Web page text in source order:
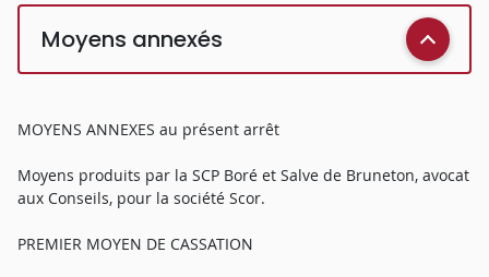
Moyens annexés
MOYENS ANNEXES au présent arrêt
Moyens produits par la SCP Boré et Salve de Bruneton, avocat
aux Conseils, pour la société Scor.
PREMIER MOYEN DE CASSATION